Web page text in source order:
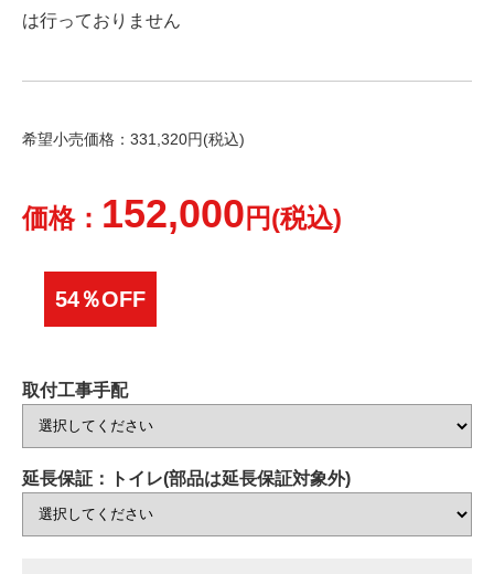
は行っておりません
希望小売価格：331,320円(税込)
価格： 152,000 円(税込)
54％OFF
取付工事手配
延長保証：トイレ(部品は延長保証対象外)